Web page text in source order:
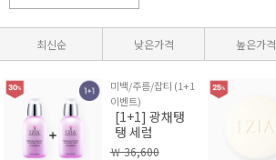
최신순 낮은가격 높은가격
미백/주름/잡티 (1+1
이벤트)
[1+1] 광채탱
탱 세럼
￦ 36,600